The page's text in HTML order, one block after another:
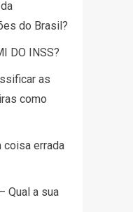
do Brasil?
DO INSS?
as
como
coisa errada
Qual a sua